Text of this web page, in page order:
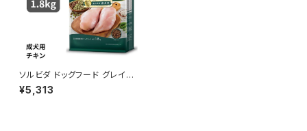
ソルビダ ドッグフード グレイン
フリー チキン 室内飼育成犬用
1.8kg 4562312014459
¥5,313